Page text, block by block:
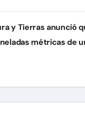
y Tierras anunció
métricas de